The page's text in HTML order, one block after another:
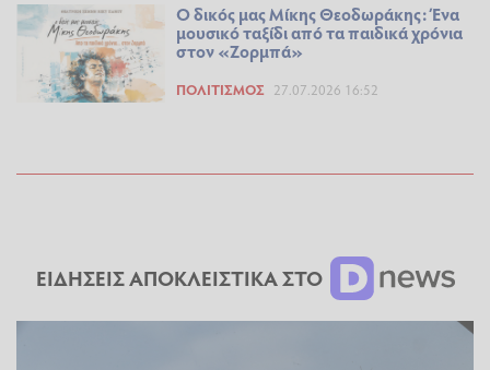
Ο δικός μας Μίκης Θεοδωράκης: Ένα
μουσικό ταξίδι από τα παιδικά χρόνια
στον «Ζορμπά»
ΠΟΛΙΤΙΣΜΌΣ 27.07.2026 16:52
ΕΙΔΗΣΕΙΣ ΑΠΟΚΛΕΙΣΤΙΚΑ ΣΤΟ